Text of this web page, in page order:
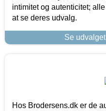
intimitet og autenticitet;
at se deres udvalg.
Se
Hos Brodersens.dk er de